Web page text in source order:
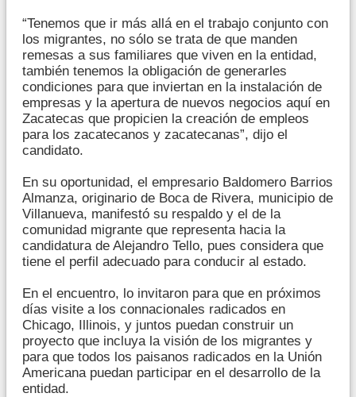
“Tenemos que ir más allá en el trabajo conjunto con
los migrantes, no sólo se trata de que manden
remesas a sus familiares que viven en la entidad,
también tenemos la obligación de generarles
condiciones para que inviertan en la instalación de
empresas y la apertura de nuevos negocios aquí en
Zacatecas que propicien la creación de empleos
para los zacatecanos y zacatecanas”, dijo el
candidato.
En su oportunidad, el empresario Baldomero Barrios
Almanza, originario de Boca de Rivera, municipio de
Villanueva, manifestó su respaldo y el de la
comunidad migrante que representa hacia la
candidatura de Alejandro Tello, pues considera que
tiene el perfil adecuado para conducir al estado.
En el encuentro, lo invitaron para que en próximos
días visite a los connacionales radicados en
Chicago, Illinois, y juntos puedan construir un
proyecto que incluya la visión de los migrantes y
para que todos los paisanos radicados en la Unión
Americana puedan participar en el desarrollo de la
entidad.